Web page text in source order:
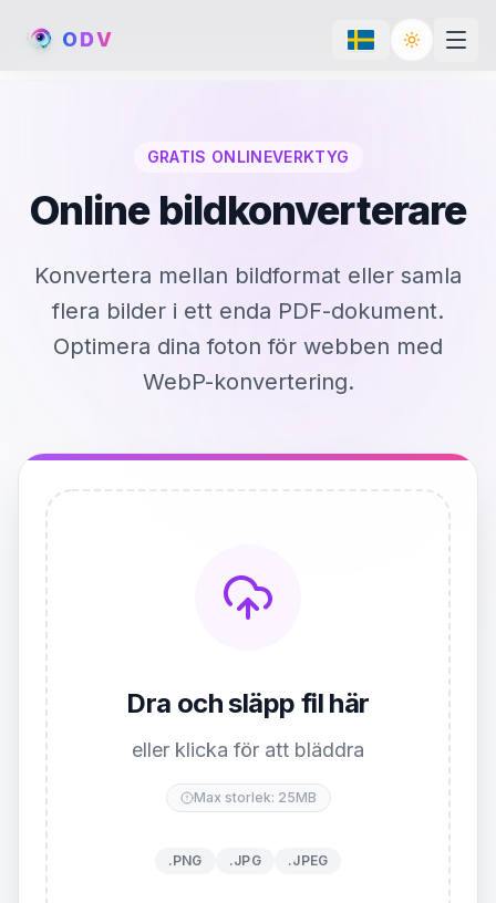
ODV Toggle
GRATIS ONLINEVERKTYG
Online bildkonverterare
Konvertera mellan bildformat eller samla
flera bilder i ett enda PDF-dokument.
Optimera dina foton för webben med
WebP-konvertering.
Dra och släpp fil här
eller klicka för att bläddra
Max storlek: 25MB
.PNG .JPG .JPEG